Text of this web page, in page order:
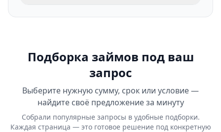
Подборка займов под ваш
запрос
Выберите нужную сумму, срок или условие —
найдите своё предложение за минуту
Собрали популярные запросы в удобные подборки.
Каждая страница — это готовое решение под конкретную